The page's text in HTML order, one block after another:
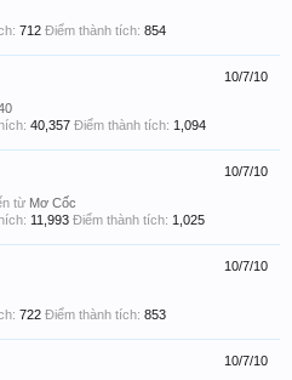
712 Điểm thành tích: 854
10/7/10
40,357 Điểm thành tích: 1,094
10/7/10
từ Mơ Cốc
11,993 Điểm thành tích: 1,025
10/7/10
722 Điểm thành tích: 853
10/7/10